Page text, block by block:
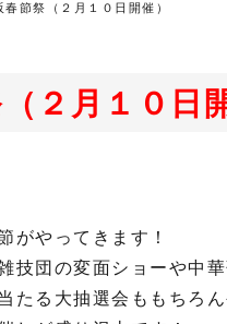
春節祭（２月１０日開催）
２月１０日
がやってきます！
技団の変面ショーや中
たる大抽選会ももちろ